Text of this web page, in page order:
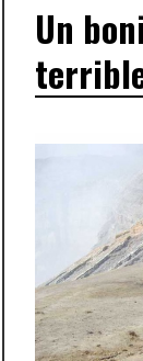
Un